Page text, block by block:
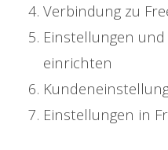
Verbindung zu
Einstellungen
einrichten
Einstellungen in